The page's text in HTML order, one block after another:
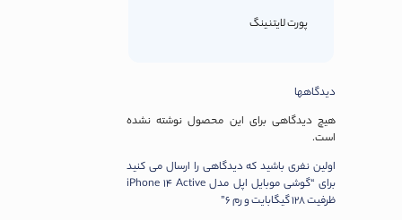
پورت لایتنینگ
دیدگاهها
هیچ دیدگاهی برای این محصول نوشته نشده
است.
اولین نفری باشید که دیدگاهی را ارسال می کنید
برای “گوشی موبایل اپل مدل iPhone 14 Active
ظرفیت 128 گیگابایت و رم 6”